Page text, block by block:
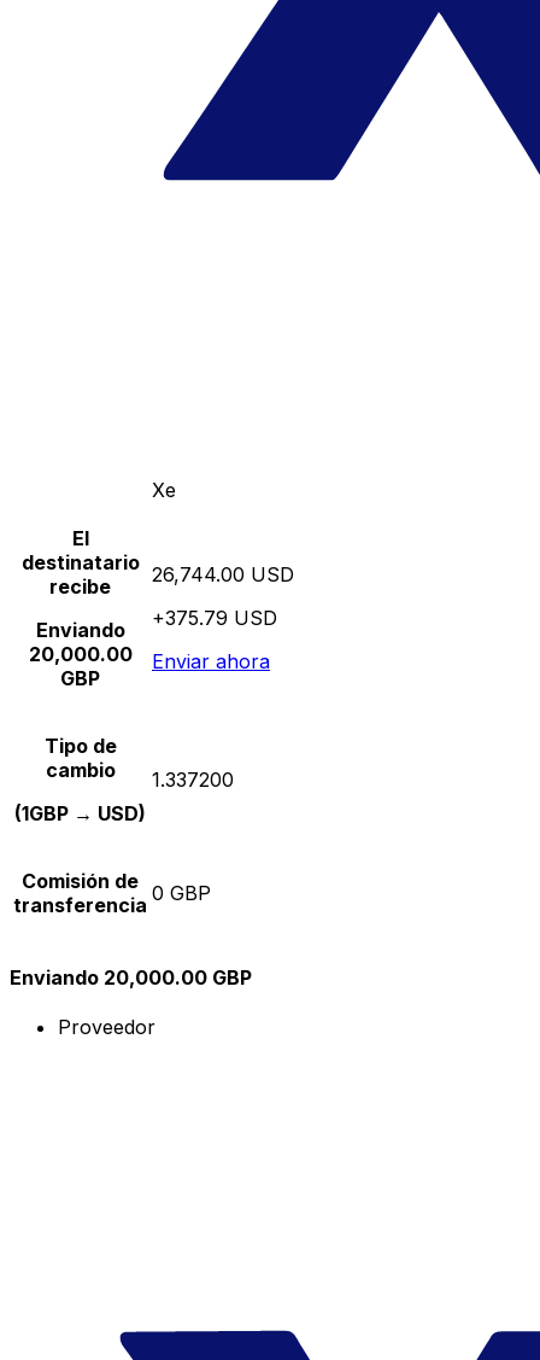
Xe
El
destinatario
recibe
Enviando
20,000.00
GBP
26,744.00 USD
+375.79 USD
Enviar ahora
Tipo de
cambio
(1GBP → USD)
1.337200
Comisión de
transferencia 0 GBP
Enviando 20,000.00 GBP
Proveedor